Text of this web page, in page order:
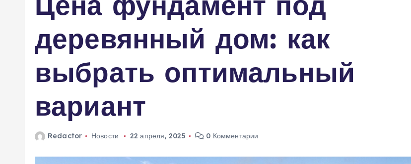
деревянный дом: как
выбрать оптимальный
вариант
Redactor Новости 22 апреля, 2025 0 Комментарии